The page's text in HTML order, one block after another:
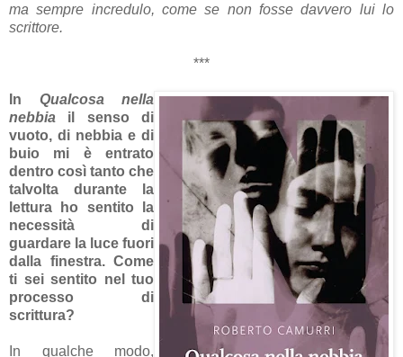
ma sempre incredulo, come se non fosse davvero lui lo
scrittore.
***
In Qualcosa nella
nebbia il senso di
vuoto, di nebbia e di
buio mi è entrato
dentro così tanto che
talvolta durante la
lettura ho sentito la
necessità di
guardare la luce fuori
dalla finestra. Come
ti sei sentito nel tuo
processo di
scrittura?
In qualche modo,